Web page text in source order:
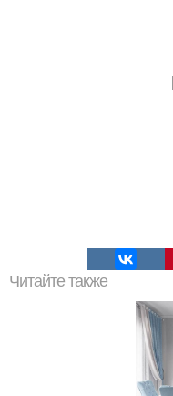
Читайте также